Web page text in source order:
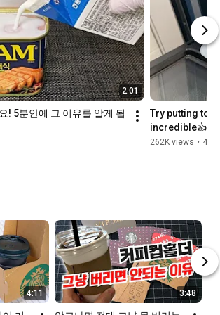
2:01
! 5분안에 그 이유를 알게 됩
Try putting
incredible👍
262K views • 4
4:11 3:48